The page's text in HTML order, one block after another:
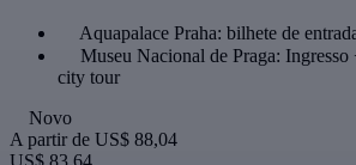
Aquapalace Praha: bilhete de
Museu Nacional de Praga: Ingresso
city tour
Novo
A partir de US$ 88,04